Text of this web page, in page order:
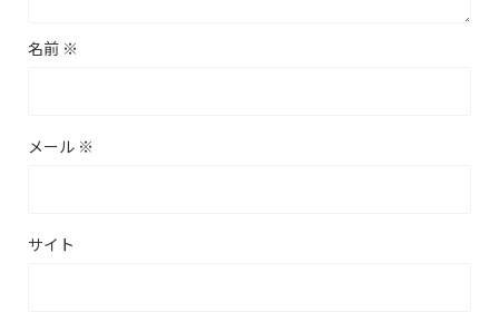
名前 ※
メール ※
サイト